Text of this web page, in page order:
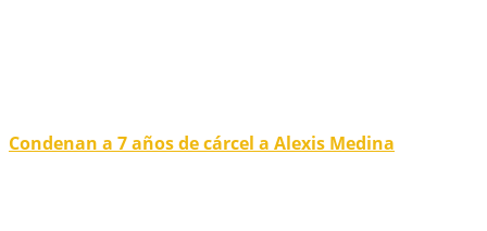
Condenan a 7 años de cárcel a Alexis Medina